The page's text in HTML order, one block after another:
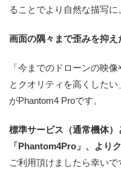
ることでより自然な描写に
画面の隅々まで歪みを抑
「今までのドローンの映
とクオリティを高くした
がPhantom4 Proです。
標準サービス（通常機体
「Phantom4Pro」、より
ご利用頂けましたら幸い